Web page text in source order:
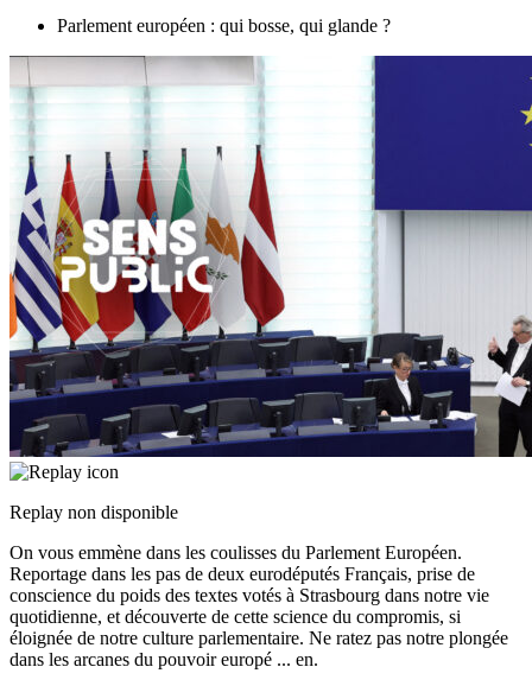
Parlement européen : qui bosse, qui glande ?
Replay non disponible
On vous emmène dans les coulisses du Parlement Européen.
Reportage dans les pas de deux eurodéputés Français, prise de
conscience du poids des textes votés à Strasbourg dans notre vie
quotidienne, et découverte de cette science du compromis, si
éloignée de notre culture parlementaire. Ne ratez pas notre plongée
dans les arcanes du pouvoir europé ... en.